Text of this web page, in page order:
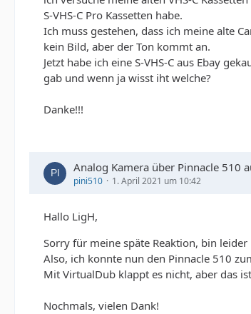
S-VHS-C Pro Kassetten habe.
Ich muss gestehen, dass ich meine alte
kein Bild, aber der Ton kommt an.
Jetzt habe ich eine S-VHS-C aus Ebay
gab und wenn ja wisst iht welche?
Danke!!!
Analog Kamera über Pinnacle 510
pini510 1. April 2021 um 10:42
Hallo LigH,
Sorry für meine späte Reaktion, bin
Also, ich konnte nun den Pinnacle 510
Mit VirtualDub klappt es nicht, aber das
Nochmals, vielen Dank!